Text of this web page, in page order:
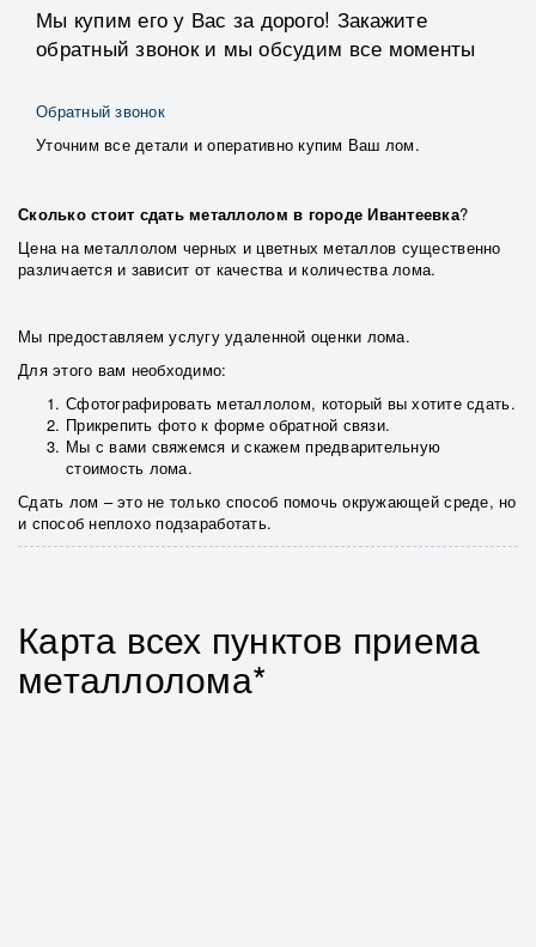
Мы купим его у Вас за дорого! Закажите
обратный звонок и мы обсудим все моменты
Обратный звонок
Уточним все детали и оперативно купим Ваш лом.
Сколько стоит сдать металлолом в городе Ивантеевка?
Цена на металлолом черных и цветных металлов существенно
различается и зависит от качества и количества лома.
Мы предоставляем услугу удаленной оценки лома.
Для этого вам необходимо:
Сфотографировать металлолом, который вы хотите сдать.
Прикрепить фото к форме обратной связи.
Мы с вами свяжемся и скажем предварительную
стоимость лома.
Сдать лом – это не только способ помочь окружающей среде, но
и способ неплохо подзаработать.
Карта всех пунктов приема
металлолома*